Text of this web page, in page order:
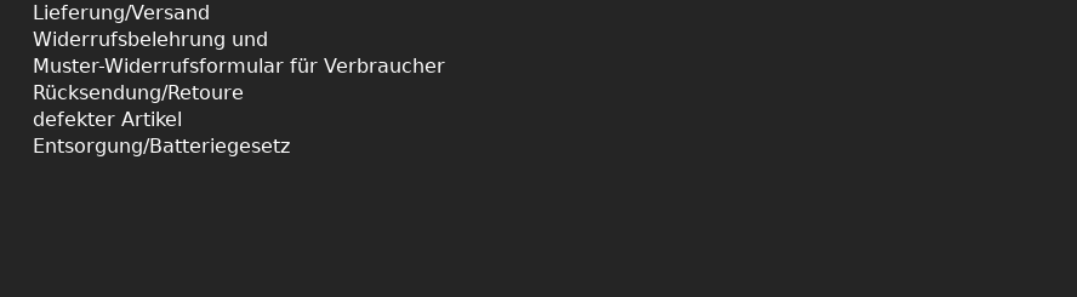
Lieferung/Versand
Widerrufsbelehrung und
Muster-Widerrufsformular für Verbraucher
Rücksendung/Retoure
defekter Artikel
Entsorgung/Batteriegesetz